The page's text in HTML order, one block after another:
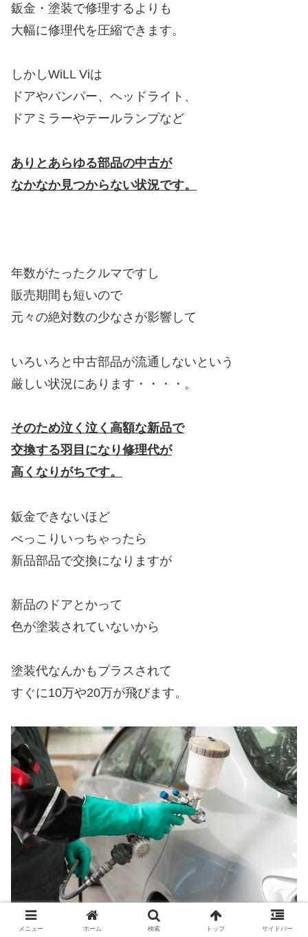
鈑金・塗装で修理するよりも
大幅に修理代を圧縮できます。
しかしWiLL Viは
ドアやバンパー、ヘッドライト、
ドアミラーやテールランプなど
ありとあらゆる部品の中古が
なかなか見つからない状況です。
年数がたったクルマですし
販売期間も短いので
元々の絶対数の少なさが影響して
いろいろと中古部品が流通しないという
厳しい状況にあります・・・・。
そのため泣く泣く高額な新品で
交換する羽目になり修理代が
高くなりがちです。
鈑金できないほど
べっこりいっちゃったら
新品部品で交換になりますが
新品のドアとかって
色が塗装されていないから
塗装代なんかもプラスされて
すぐに10万や20万が飛びます。
メニュー ホーム 検索 トップ サイドバー